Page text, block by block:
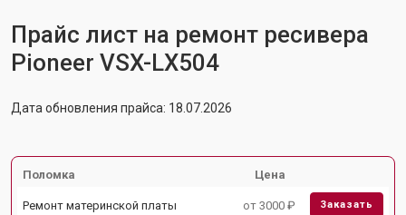
Прайс лист на ремонт ресивера
Pioneer VSX-LX504
Дата обновления прайса: 18.07.2026
Поломка Цена
Ремонт материнской платы от 3000 ₽ Заказать